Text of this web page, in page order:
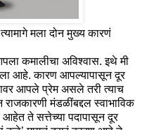
मला दोन मुख्य कारणं
कमालीचा अविश्वास. इथे मी
आहे. कारण आपल्यापासून दूर
आपले प्रेम असले तरी त्याच
मंडळींबद्दल स्वाभाविक
आहेत ते सत्तेच्या पदापासून दूर